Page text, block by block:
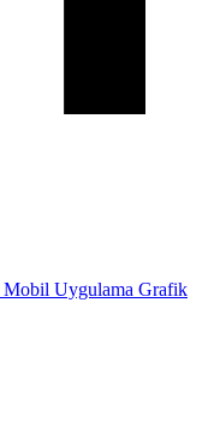
Mobil Uygulama Grafik